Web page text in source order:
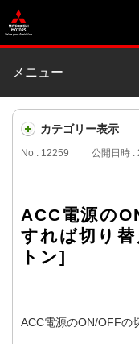
メニュー
カテゴリー表示
No : 12259 公開日時 :
ACC電源の
すれば切り
トン]
ACC電源のON/OFFの